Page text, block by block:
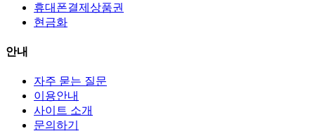
휴대폰결제상품권
현금화
안내
자주 묻는 질문
이용안내
사이트 소개
문의하기